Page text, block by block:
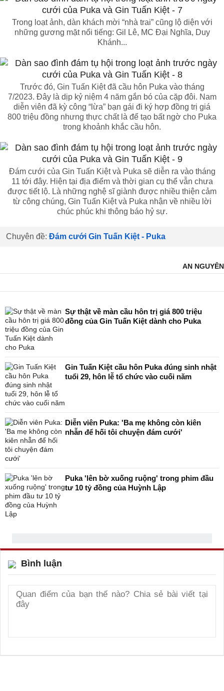
Trong loạt ảnh, dàn khách mời “nhà trai” cũng lộ diện với
những gương mặt nổi tiếng: Gil Lê, MC Đại Nghĩa, Duy
Khánh...
Trước đó, Gin Tuấn Kiệt đã cầu hôn Puka vào tháng
7/2023. Đây là dịp kỷ niệm 4 năm gắn bó của cặp đôi. Nam
diễn viên đã kỳ công “lừa” bạn gái đi ký hợp đồng trị giá
800 triệu đồng nhưng thực chất là để tạo bất ngờ cho Puka
trong khoảnh khắc cầu hôn.
Đám cưới của Gin Tuấn Kiệt và Puka sẽ diễn ra vào tháng
11 tới đây. Hiện tại địa điểm và thời gian cụ thể vẫn chưa
được tiết lộ. Là những nghệ sĩ giành được nhiều thiện cảm
từ công chúng, Gin Tuấn Kiệt và Puka nhận về nhiều lời
chúc phúc khi thông báo hỷ sự.
Chuyên đề: Đám cưới Gin Tuấn Kiệt - Puka
AN NGUYÊN
Sự thật về màn cầu hôn trị giá 800 triệu
đồng của Gin Tuấn Kiệt dành cho Puka
Gin Tuấn Kiệt cầu hôn Puka đúng sinh nhật
tuổi 29, hôn lễ tổ chức vào cuối năm
Diễn viên Puka: 'Ba mẹ không còn kiên
nhẫn để hối tôi chuyện đám cưới'
Puka 'lên bờ xuống ruộng' trong phim đầu
tư 10 tỷ đồng của Huỳnh Lập
Bình luận